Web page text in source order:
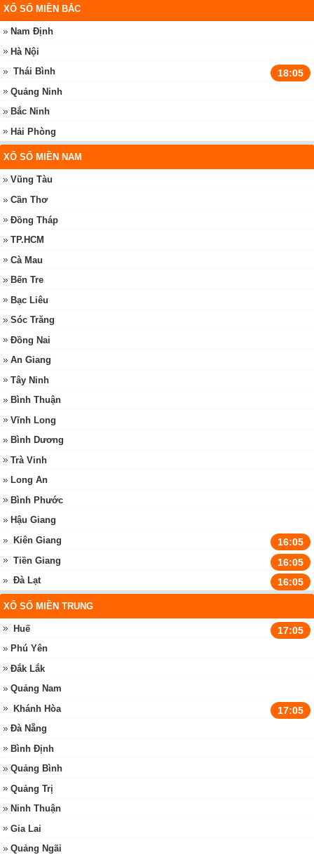
XỔ SỐ MIỀN BẮC
Nam Định
Hà Nội
Thái Bình
18:05
Quảng Ninh
Bắc Ninh
Hải Phòng
XỔ SỐ MIỀN NAM
Vũng Tàu
Cần Thơ
Đồng Tháp
TP.HCM
Cà Mau
Bến Tre
Bạc Liêu
Sóc Trăng
Đồng Nai
An Giang
Tây Ninh
Bình Thuận
Vĩnh Long
Bình Dương
Trà Vinh
Long An
Bình Phước
Hậu Giang
Kiên Giang
16:05
Tiền Giang 16:05
Đà Lạt 16:05
XỔ SỐ MIỀN TRUNG
Huế 17:05
Phú Yên
Đắk Lắk
Quảng Nam
Khánh Hòa
17:05
Đà Nẵng
Bình Định
Quảng Bình
Quảng Trị
Ninh Thuận
Gia Lai
Quảng Ngãi